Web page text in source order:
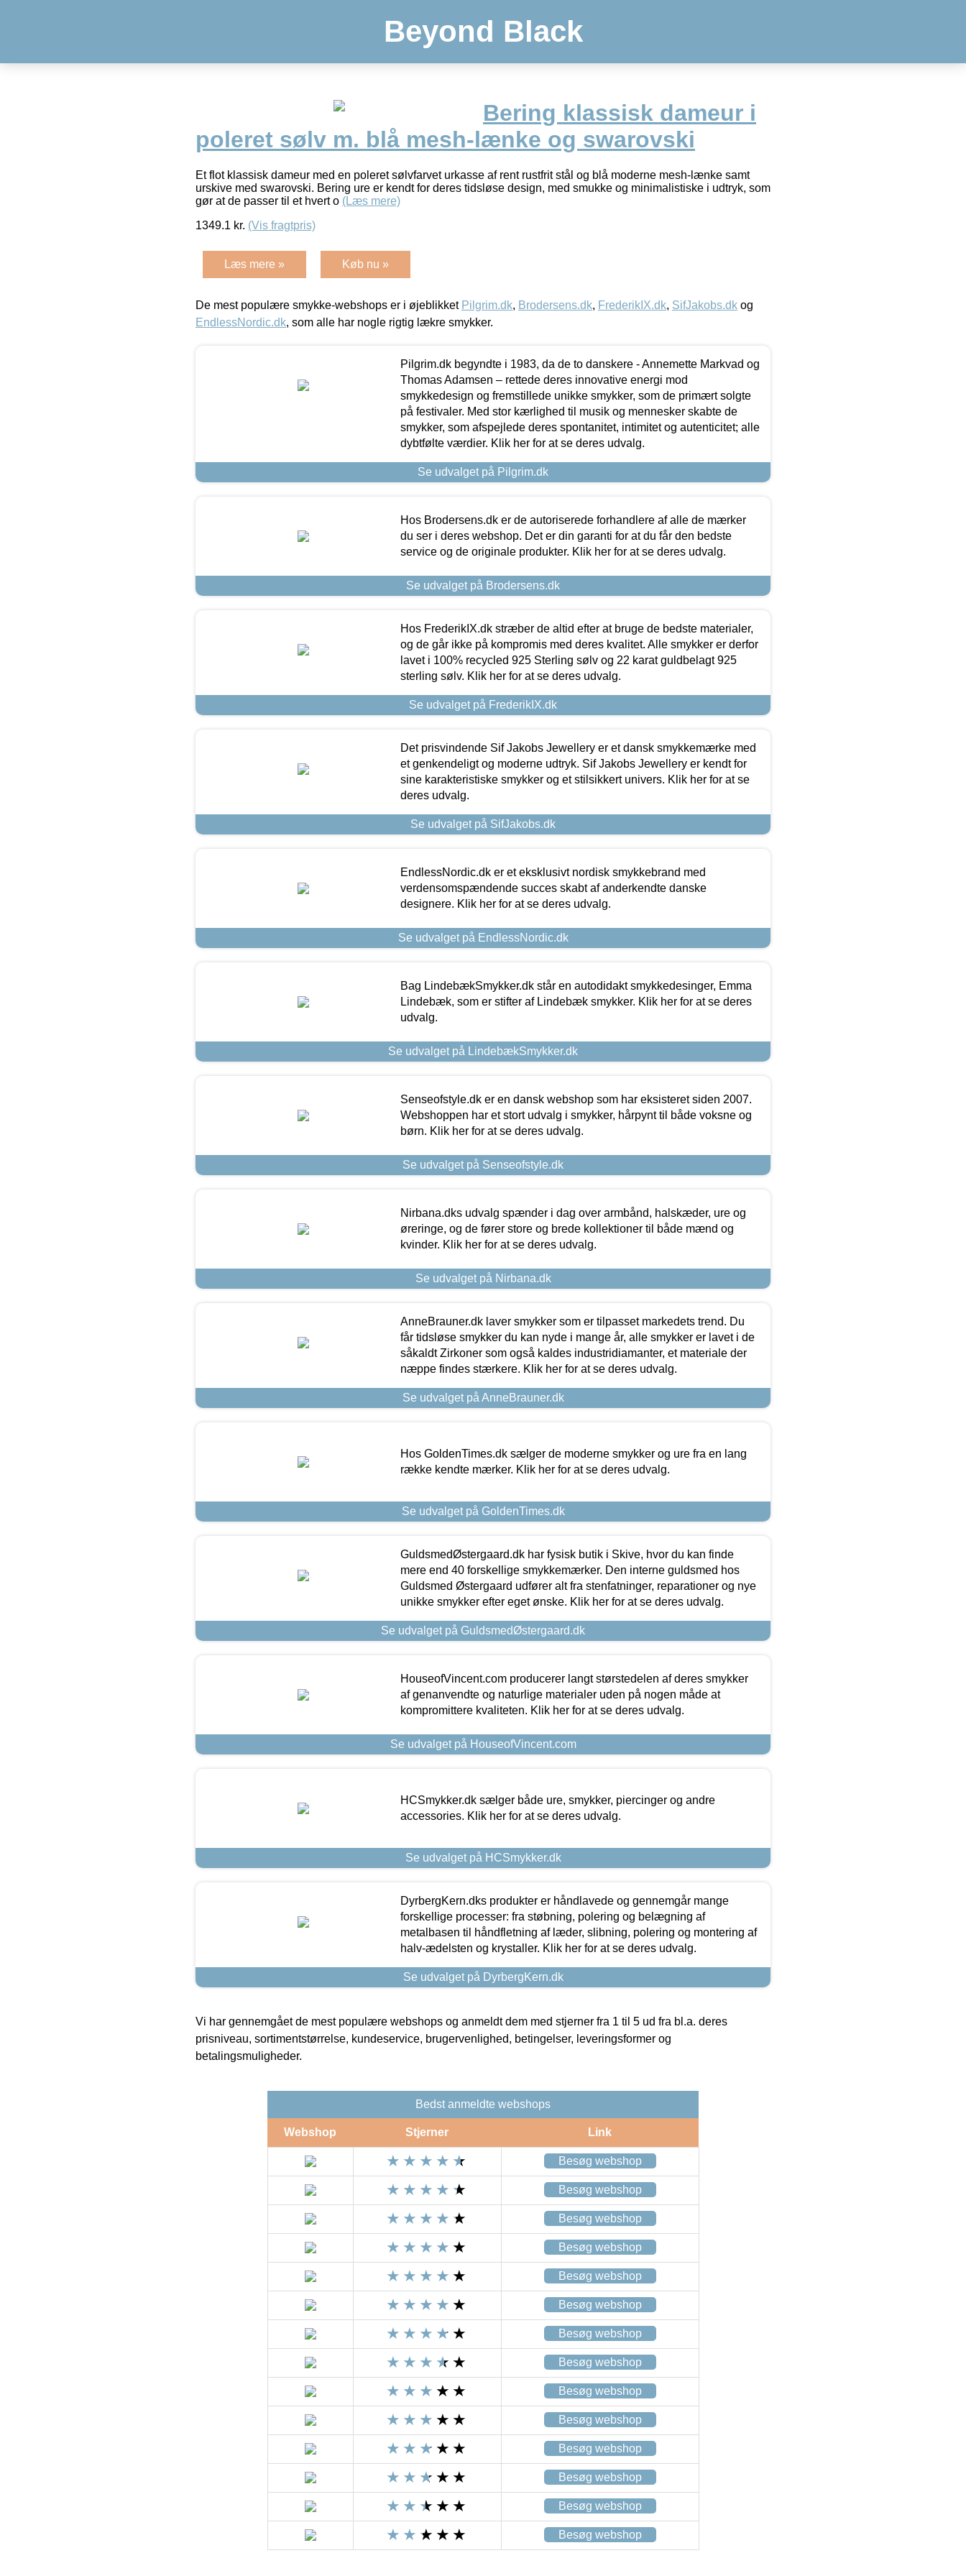
Beyond Black
Bering klassisk dameur i
poleret sølv m. blå mesh-lænke og swarovski
Et flot klassisk dameur med en poleret sølvfarvet urkasse af rent rustfrit stål og blå moderne mesh-lænke samt
urskive med swarovski. Bering ure er kendt for deres tidsløse design, med smukke og minimalistiske i udtryk, som
gør at de passer til et hvert o (Læs mere)
1349.1 kr. (Vis fragtpris)
Læs mere » Køb nu »
De mest populære smykke-webshops er i øjeblikket Pilgrim.dk, Brodersens.dk, FrederikIX.dk, SifJakobs.dk og
EndlessNordic.dk, som alle har nogle rigtig lækre smykker.
Pilgrim.dk begyndte i 1983, da de to danskere - Annemette Markvad og
Thomas Adamsen – rettede deres innovative energi mod
smykkedesign og fremstillede unikke smykker, som de primært solgte
på festivaler. Med stor kærlighed til musik og mennesker skabte de
smykker, som afspejlede deres spontanitet, intimitet og autenticitet; alle
dybtfølte værdier. Klik her for at se deres udvalg.
Se udvalget på Pilgrim.dk
Hos Brodersens.dk er de autoriserede forhandlere af alle de mærker
du ser i deres webshop. Det er din garanti for at du får den bedste
service og de originale produkter. Klik her for at se deres udvalg.
Se udvalget på Brodersens.dk
Hos FrederikIX.dk stræber de altid efter at bruge de bedste materialer,
og de går ikke på kompromis med deres kvalitet. Alle smykker er derfor
lavet i 100% recycled 925 Sterling sølv og 22 karat guldbelagt 925
sterling sølv. Klik her for at se deres udvalg.
Se udvalget på FrederikIX.dk
Det prisvindende Sif Jakobs Jewellery er et dansk smykkemærke med
et genkendeligt og moderne udtryk. Sif Jakobs Jewellery er kendt for
sine karakteristiske smykker og et stilsikkert univers. Klik her for at se
deres udvalg.
Se udvalget på SifJakobs.dk
EndlessNordic.dk er et eksklusivt nordisk smykkebrand med
verdensomspændende succes skabt af anderkendte danske
designere. Klik her for at se deres udvalg.
Se udvalget på EndlessNordic.dk
Bag LindebækSmykker.dk står en autodidakt smykkedesinger, Emma
Lindebæk, som er stifter af Lindebæk smykker. Klik her for at se deres
udvalg.
Se udvalget på LindebækSmykker.dk
Senseofstyle.dk er en dansk webshop som har eksisteret siden 2007.
Webshoppen har et stort udvalg i smykker, hårpynt til både voksne og
børn. Klik her for at se deres udvalg.
Se udvalget på Senseofstyle.dk
Nirbana.dks udvalg spænder i dag over armbånd, halskæder, ure og
øreringe, og de fører store og brede kollektioner til både mænd og
kvinder. Klik her for at se deres udvalg.
Se udvalget på Nirbana.dk
AnneBrauner.dk laver smykker som er tilpasset markedets trend. Du
får tidsløse smykker du kan nyde i mange år, alle smykker er lavet i de
såkaldt Zirkoner som også kaldes industridiamanter, et materiale der
næppe findes stærkere. Klik her for at se deres udvalg.
Se udvalget på AnneBrauner.dk
Hos GoldenTimes.dk sælger de moderne smykker og ure fra en lang
række kendte mærker. Klik her for at se deres udvalg.
Se udvalget på GoldenTimes.dk
GuldsmedØstergaard.dk har fysisk butik i Skive, hvor du kan finde
mere end 40 forskellige smykkemærker. Den interne guldsmed hos
Guldsmed Østergaard udfører alt fra stenfatninger, reparationer og nye
unikke smykker efter eget ønske. Klik her for at se deres udvalg.
Se udvalget på GuldsmedØstergaard.dk
HouseofVincent.com producerer langt størstedelen af deres smykker
af genanvendte og naturlige materialer uden på nogen måde at
kompromittere kvaliteten. Klik her for at se deres udvalg.
Se udvalget på HouseofVincent.com
HCSmykker.dk sælger både ure, smykker, piercinger og andre
accessories. Klik her for at se deres udvalg.
Se udvalget på HCSmykker.dk
DyrbergKern.dks produkter er håndlavede og gennemgår mange
forskellige processer: fra støbning, polering og belægning af
metalbasen til håndfletning af læder, slibning, polering og montering af
halv-ædelsten og krystaller. Klik her for at se deres udvalg.
Se udvalget på DyrbergKern.dk
Vi har gennemgået de mest populære webshops og anmeldt dem med stjerner fra 1 til 5 ud fra bl.a. deres
prisniveau, sortimentstørrelse, kundeservice, brugervenlighed, betingelser, leveringsformer og
betalingsmuligheder.
Bedst anmeldte webshops
Webshop Stjerner Link
Besøg webshop
Besøg webshop
Besøg webshop
Besøg webshop
Besøg webshop
Besøg webshop
Besøg webshop
Besøg webshop
Besøg webshop
Besøg webshop
Besøg webshop
Besøg webshop
Besøg webshop
Besøg webshop